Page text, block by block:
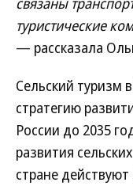
туристические
— рассказала
Сельский туризм
стратегию
России до 2035
развития
стране